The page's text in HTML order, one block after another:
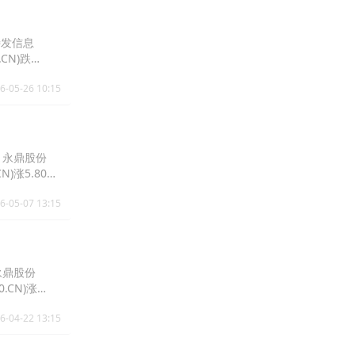
信息
跌
05-26 10:15
鼎股份
涨5.80%
05-07 13:15
股份
涨
04-22 13:15